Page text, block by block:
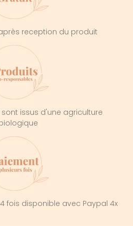
reception du produit
issus d'une agriculture
fois disponible avec Paypal 4x